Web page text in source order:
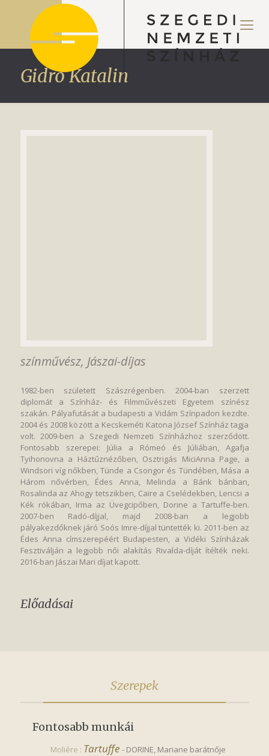
Gidró Katalin
színművész, Jászai-díjas
1982-ben született Szászrégenben. 2004-ban szerzett
diplomát a Színház- és Filmművészeti Egyetem színész
szakán. Pályafutását a budapesti a Vidám Színpadon kezdte.
2004 és 2008 között a Kecskeméti Katona József Színház tagja
volt. 2009-ben a Szegedi Nemzeti Színházhoz szerződött.
Fontosabb szerepei: Júlia a Rómeó és Júliában, Agafja
Tyihonovna a Háztűznézőben, Osztrigás MiciAnna Page, a
Windsori víg nőkben, Tünde a Csongor és Tündében, Mása a
Három nővérben, Édes Anna, Melinda a Bánk bánban,
Rosalinda az Ahogy tetszikben, Caire a Cselédekben, Lencsi a
Kék rókában, Irma az Üvegcipőben, Dorine a Tartuffe-ben.
2007-ben Radó-díjjal, majd 2008-ban a legjobb
pályakezdőknek járó Soós Imre-díjjal tüntették ki. 2011-ben az
Édes Anna címszerepéért Budapesten, a Vidéki Színházak
Fesztiválján a legjobb női alakítás Rivalda-díját ítélték neki.
2016-ban Jászai Mari díjat kapott.
Előadásai
Szerepek
Fontosabb munkái
Moliére : Tartuffe - DORINE, Mariane barátnője